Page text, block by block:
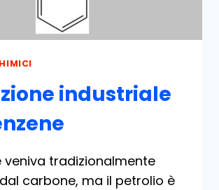
industriale
veniva tradizionalmente
carbone, ma il petrolio è